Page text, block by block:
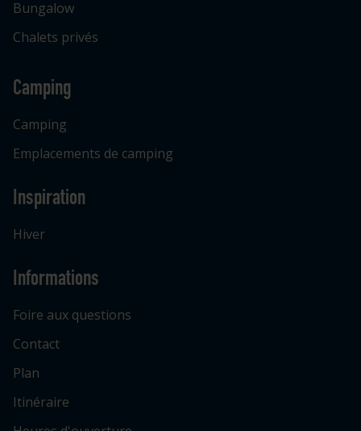
Bungalow
Chalets privés
Camping
Camping
Emplacements de camping
Inspiration
Hiver
Informations
Foire aux questions
Contact
Plan
Itinéraire